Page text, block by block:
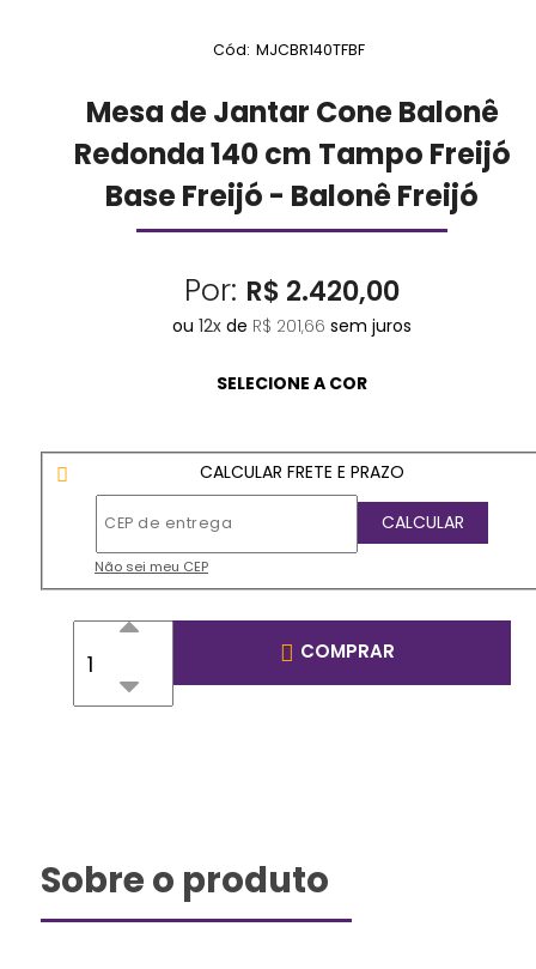
Cód: MJCBR140TFBF
Mesa de Jantar Cone Balonê
Redonda 140 cm Tampo Freijó
Base Freijó - Balonê Freijó
Por: R$ 2.420,00
ou 12x de R$ 201,66 sem juros
CALCULAR FRETE E PRAZO
Não sei meu CEP
COMPRAR
Sobre o produto